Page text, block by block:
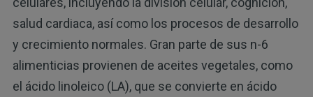
salud cardiaca, así como los procesos de desarrollo
y crecimiento normales. Gran parte de sus n-6
alimenticias provienen de aceites vegetales, como
el ácido linoleico (LA), que se convierte en ácido